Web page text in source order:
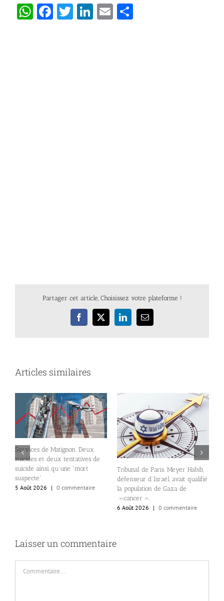
WhatsApp
Facebook
Twitter
LinkedIn
Email
Partager cet article, Choisissez votre plateforme !
Facebook
X LinkedInEmail
Articles similaires
Services de Matignon. Deux
suicides et deux tentatives de
suicide ainsi qu’une “mort
suspecte”.
5 Août 2026
| 0 commentaire
Tribunal de Paris. Meyer Habib,
défenseur d’Israël, avait qualifié
la population de Gaza de
»cancer ».
6 Août 2026
| 0 commentaire
Laisser un commentaire